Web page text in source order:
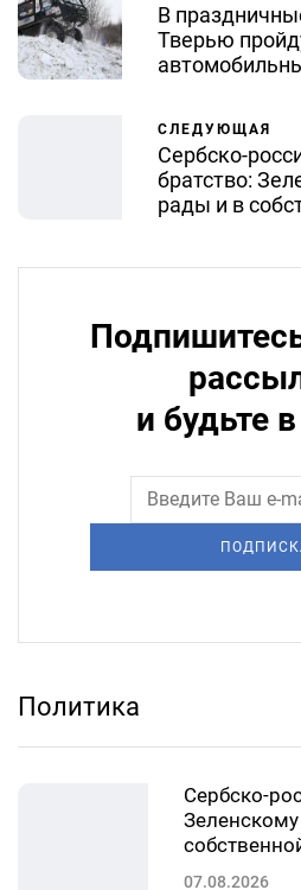
В
Тверью
СЛЕДУЮЩАЯ
Сербско-
братство:
рады и в
и будьте
Политика
Сербско-
07.08.2026